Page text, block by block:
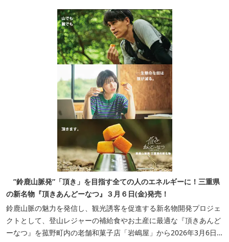
”鈴鹿山脈発”「頂き」を目指す全ての人のエネルギーに！三重県
の新名物『頂きあんどーなつ』３月６日(金)発売！
鈴鹿山脈の魅力を発信し、観光誘客を促進する新名物開発プロジェ
クトとして、登山レジャーの補給食やお土産に最適な『頂きあんど
ーなつ』を菰野町内の老舗和菓子店「岩嶋屋」から2026年3月6日